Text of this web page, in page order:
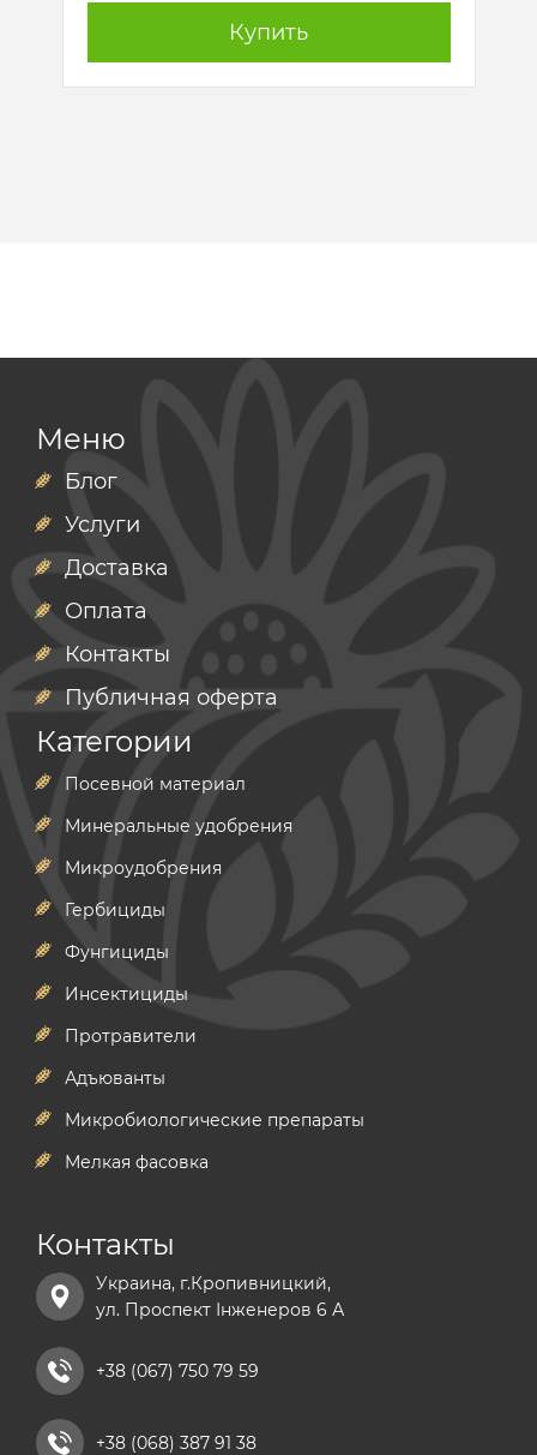
Купить
Меню
Блог
Услуги
Доставка
Оплата
Контакты
Публичная оферта
Категории
Посевной материал
Минеральные удобрения
Микроудобрения
Гербициды
Фунгициды
Инсектициды
Протравители
Адъюванты
Микробиологические препараты
Мелкая фасовка
Контакты
Украина, г.Кропивницкий,
ул. Проспект Інженеров 6 А
+38 (067) 750 79 59
+38 (068) 387 91 38